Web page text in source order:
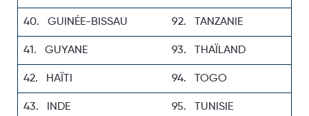
40. GUINÉE-BISSAU 92. TANZANIE
41. GUYANE 93. THAÏLAND
42. HAÏTI 94. TOGO
43. INDE 95. TUNISIE